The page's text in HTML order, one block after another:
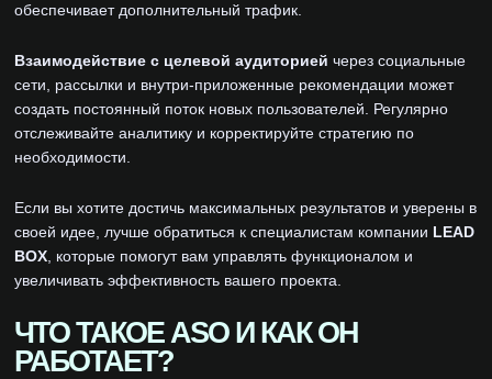
обеспечивает дополнительный трафик.
Взаимодействие с целевой аудиторией через социальные
сети, рассылки и внутри-приложенные рекомендации может
создать постоянный поток новых пользователей. Регулярно
отслеживайте аналитику и корректируйте стратегию по
необходимости.
Если вы хотите достичь максимальных результатов и уверены в
своей идее, лучше обратиться к специалистам компании LEAD
BOX , которые помогут вам управлять функционалом и
увеличивать эффективность вашего проекта.
ЧТО ТАКОЕ ASO И КАК ОН
РАБОТАЕТ?